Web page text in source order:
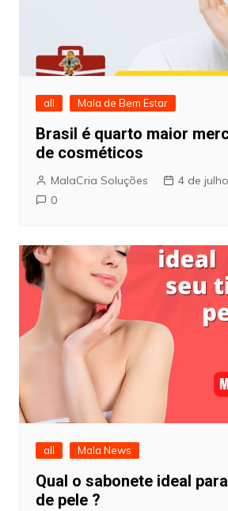
all Mala de Bem Estar
Brasil é quarto maior
de cosméticos
MalaCria Soluções
4 de
0
all Mala News
Qual o sabonete ideal
de pele ?